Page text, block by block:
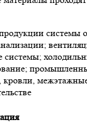
системы
кровли,